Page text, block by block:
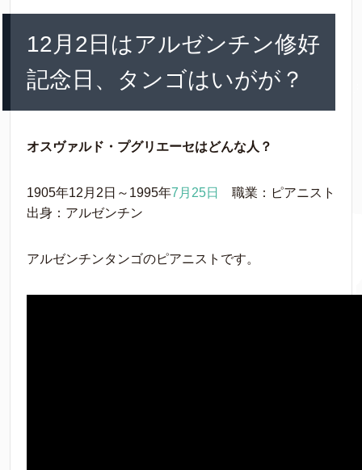
12月2日はアルゼンチン修好
記念日、タンゴはいがが？
オスヴァルド・プグリエーセはどんな人？
1905年12月2日～1995年7月25日
職業：ピアニスト
出身：アルゼンチン
アルゼンチンタンゴのピアニストです。